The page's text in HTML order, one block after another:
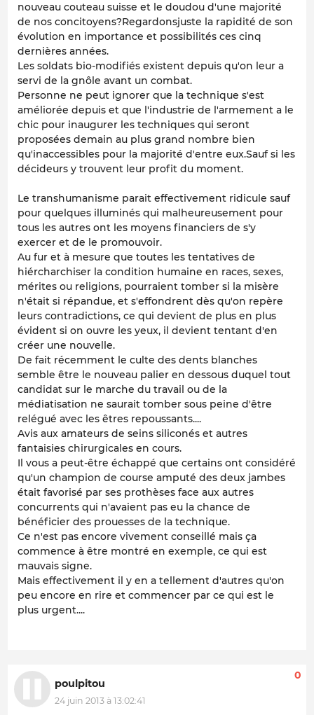
nouveau couteau suisse et le doudou d'une majorité
de nos concitoyens?Regardonsjuste la rapidité de son
évolution en importance et possibilités ces cinq
dernières années.
Les soldats bio-modifiés existent depuis qu'on leur a
servi de la gnôle avant un combat.
Personne ne peut ignorer que la technique s'est
améliorée depuis et que l'industrie de l'armement a le
chic pour inaugurer les techniques qui seront
proposées demain au plus grand nombre bien
qu'inaccessibles pour la majorité d'entre eux.Sauf si les
décideurs y trouvent leur profit du moment.
Le transhumanisme parait effectivement ridicule sauf
pour quelques illuminés qui malheureusement pour
tous les autres ont les moyens financiers de s'y
exercer et de le promouvoir.
Au fur et à mesure que toutes les tentatives de
hiércharchiser la condition humaine en races, sexes,
mérites ou religions, pourraient tomber si la misère
n'était si répandue, et s'effondrent dès qu'on repère
leurs contradictions, ce qui devient de plus en plus
évident si on ouvre les yeux, il devient tentant d'en
créer une nouvelle.
De fait récemment le culte des dents blanches
semble être le nouveau palier en dessous duquel tout
candidat sur le marche du travail ou de la
médiatisation ne saurait tomber sous peine d'être
relégué avec les êtres repoussants....
Avis aux amateurs de seins siliconés et autres
fantaisies chirurgicales en cours.
Il vous a peut-être échappé que certains ont considéré
qu'un champion de course amputé des deux jambes
était favorisé par ses prothèses face aux autres
concurrents qui n'avaient pas eu la chance de
bénéficier des prouesses de la technique.
Ce n'est pas encore vivement conseillé mais ça
commence à être montré en exemple, ce qui est
mauvais signe.
Mais effectivement il y en a tellement d'autres qu'on
peu encore en rire et commencer par ce qui est le
plus urgent....
poulpitou
24 juin 2013 à 13:02:41
0